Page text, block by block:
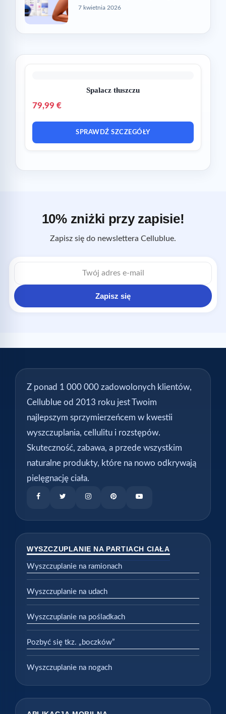
7 kwietnia 2026
Spalacz tłuszczu
79,99 €
SPRAWDŹ SZCZEGÓŁY
10% zniżki przy zapisie!
Zapisz się do newslettera Cellublue.
Adres
e-
Zapisz się
Z ponad 1 000 000 zadowolonych klientów,
Cellublue od 2013 roku jest Twoim
najlepszym sprzymierzeńcem w kwestii
wyszczuplania, cellulitu i rozstępów.
Skuteczność, zabawa, a przede wszystkim
naturalne produkty, które na nowo odkrywają
pielęgnację ciała.
WYSZCZUPLANIE NA PARTIACH CIAŁA
Wyszczuplanie na ramionach
Wyszczuplanie na udach
Wyszczuplanie na pośladkach
Pozbyć się tkz. „boczków”
Wyszczuplanie na nogach